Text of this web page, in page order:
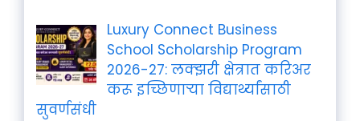
Luxury Connect Business
School Scholarship Program
2026-27: लक्झरी क्षेत्रात करिअर
करू इच्छिणाऱ्या विद्यार्थ्यांसाठी
सुवर्णसंधी